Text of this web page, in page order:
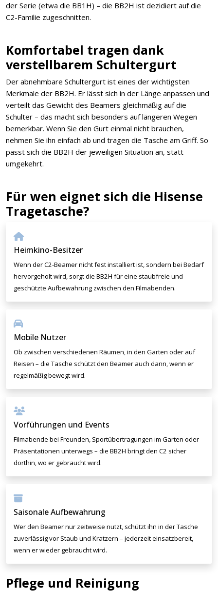
der Serie (etwa die BB1H) – die BB2H ist dezidiert auf die
C2-Familie zugeschnitten.
Komfortabel tragen dank
verstellbarem Schultergurt
Der abnehmbare Schultergurt ist eines der wichtigsten
Merkmale der BB2H. Er lässt sich in der Länge anpassen und
verteilt das Gewicht des Beamers gleichmäßig auf die
Schulter – das macht sich besonders auf längeren Wegen
bemerkbar. Wenn Sie den Gurt einmal nicht brauchen,
nehmen Sie ihn einfach ab und tragen die Tasche am Griff. So
passt sich die BB2H der jeweiligen Situation an, statt
umgekehrt.
Für wen eignet sich die Hisense
Tragetasche?
Heimkino-Besitzer
Wenn der C2-Beamer nicht fest installiert ist, sondern bei Bedarf
hervorgeholt wird, sorgt die BB2H für eine staubfreie und
geschützte Aufbewahrung zwischen den Filmabenden.
Mobile Nutzer
Ob zwischen verschiedenen Räumen, in den Garten oder auf
Reisen – die Tasche schützt den Beamer auch dann, wenn er
regelmäßig bewegt wird.
Vorführungen und Events
Filmabende bei Freunden, Sportübertragungen im Garten oder
Präsentationen unterwegs – die BB2H bringt den C2 sicher
dorthin, wo er gebraucht wird.
Saisonale Aufbewahrung
Wer den Beamer nur zeitweise nutzt, schützt ihn in der Tasche
zuverlässig vor Staub und Kratzern – jederzeit einsatzbereit,
wenn er wieder gebraucht wird.
Pflege und Reinigung